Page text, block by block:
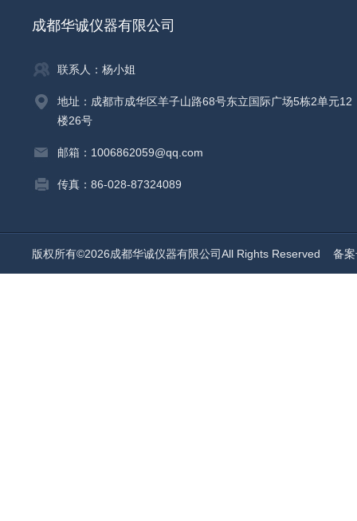
成都华诚仪器有限公司
联系人：杨小姐
地址：成都市成华区羊子山路68号东立国际广场5栋2单元12
楼26号
邮箱：1006862059@qq.com
传真：86-028-87324089
版权所有©2026成都华诚仪器有限公司All Rights Reserved 备